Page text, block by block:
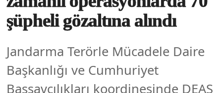
şüpheli gözaltına alındı
Jandarma Terörle Mücadele Daire
Başkanlığı ve Cumhuriyet
Başsavcılıkları koordinesinde DEAŞ